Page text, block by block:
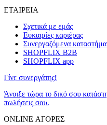
ΕΤΑΙΡΕΙΑ
Σχετικά με εμάς
Ευκαιρίες καριέρας
Συνεργαζόμενα
SHOPFLIX B2B
SHOPFLIX app
Γίνε συνεργάτης!
Άνοιξε τώρα το δικό σου
πωλήσεις σου.
ONLINE ΑΓΟΡΕΣ